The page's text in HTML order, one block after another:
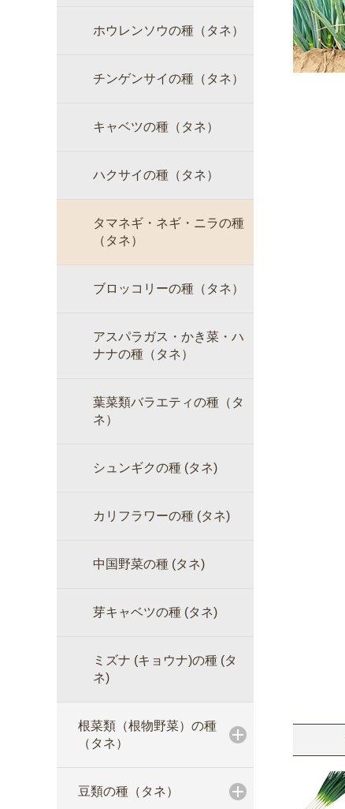
ホウレンソウの種（タネ）
チンゲンサイの種（タネ）
キャベツの種（タネ）
ハクサイの種（タネ）
タマネギ・ネギ・ニラの種
（タネ）
ブロッコリーの種（タネ）
アスパラガス・かき菜・ハ
ナナの種（タネ）
葉菜類バラエティの種（タ
ネ）
シュンギクの種 (タネ)
カリフラワーの種 (タネ)
中国野菜の種 (タネ)
芽キャベツの種 (タネ)
ミズナ (キョウナ)の種 (タ
ネ)
根菜類（根物野菜）の種
（タネ）
豆類の種（タネ）